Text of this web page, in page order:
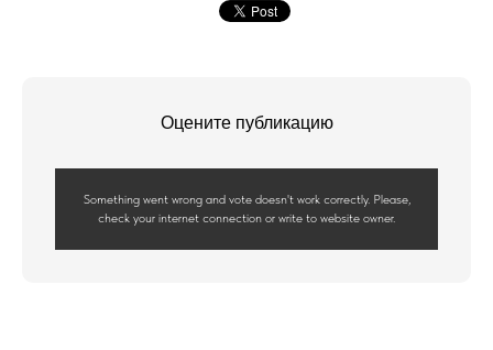
Оцените публикацию
Something went wrong and vote doesn't work correctly. Please,
check your internet connection or write to website owner.